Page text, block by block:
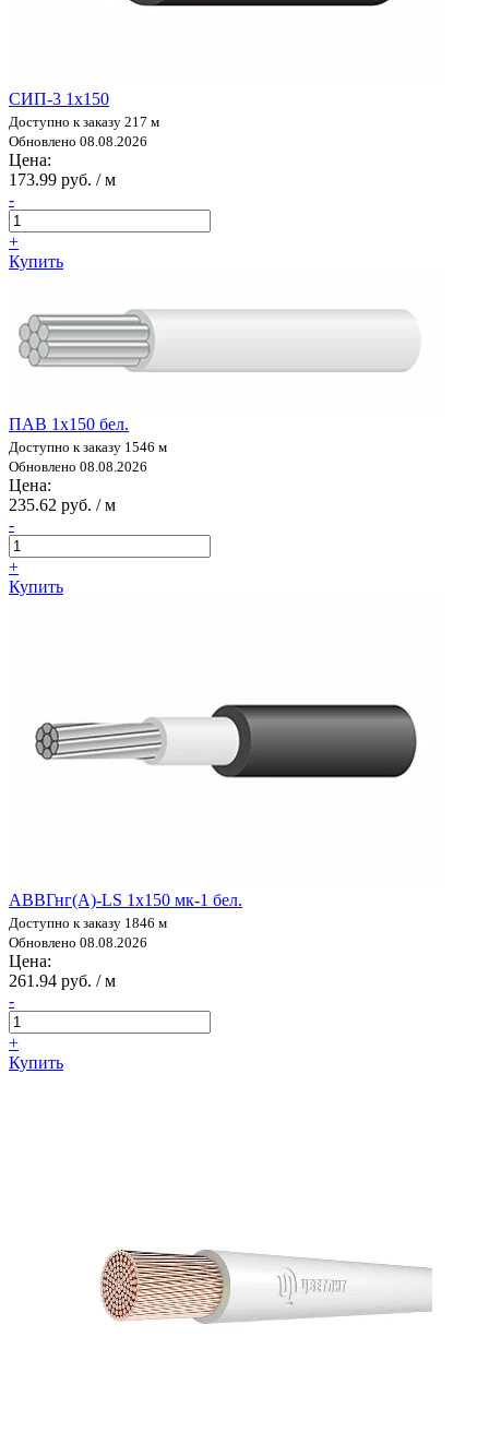
СИП-3 1х150
Доступно к заказу 217 м
Обновлено 08.08.2026
Цена:
173.99 руб. / м
-
+
Купить
ПАВ 1х150 бел.
Доступно к заказу 1546 м
Обновлено 08.08.2026
Цена:
235.62 руб. / м
-
+
Купить
АВВГнг(А)-LS 1х150 мк-1 бел.
Доступно к заказу 1846 м
Обновлено 08.08.2026
Цена:
261.94 руб. / м
-
+
Купить